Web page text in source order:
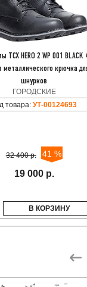
TCX HERO 2 WP 001 BLACK
металлического крючка
шнурков
ГОРОДСКИЕ
товара:УТ-00124693
32 400 р. 41 %
19 000 р.
В КОРЗИНУ